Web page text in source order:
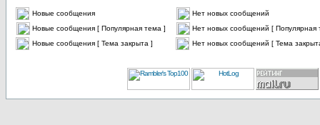
Новые сообщения
Нет новых сообщений
Новые сообщения [ Популярная тема ]
Нет новых сообщений [ Популярная
Новые сообщения [ Тема закрыта ]
Нет новых сообщений [ Тема